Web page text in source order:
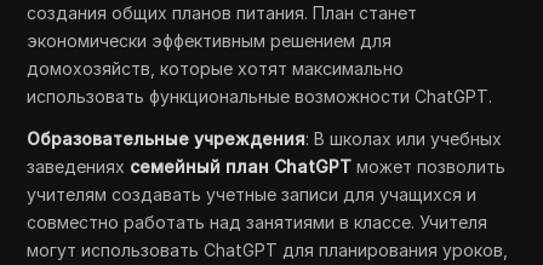
создания общих планов питания. План станет
экономически эффективным решением для
домохозяйств, которые хотят максимально
использовать функциональные возможности ChatGPT.
Образовательные учреждения: В школах или учебных
заведениях семейный план ChatGPT может позволить
учителям создавать учетные записи для учащихся и
совместно работать над занятиями в классе. Учителя
могут использовать ChatGPT для планирования уроков,